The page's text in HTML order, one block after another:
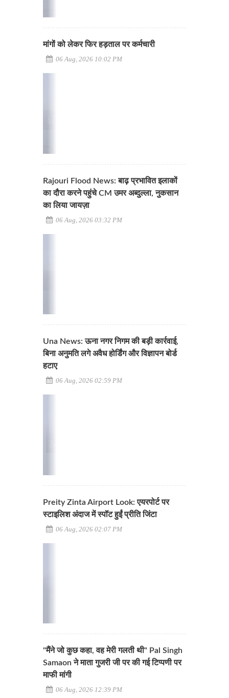
मांगों को लेकर फिर हड़ताल पर कर्मचारी
06 Aug, 2026 10:02 PM
Rajouri Flood News: बाढ़ प्रभावित इलाकों
का दौरा करने पहुंचे CM उमर अब्दुल्ला, नुकसान
का लिया जायज़ा
06 Aug, 2026 03:32 PM
Una News: ऊना नगर निगम की बड़ी कार्रवाई,
बिना अनुमति लगे अवैध होर्डिंग और विज्ञापन बोर्ड
हटाए
06 Aug, 2026 02:59 PM
Preity Zinta Airport Look: एयरपोर्ट पर
स्टाइलिश अंदाज में स्पॉट हुईं प्रीति जिंटा
06 Aug, 2026 02:07 PM
"मैंने जो कुछ कहा, वह मेरी गलती थी" Pal Singh
Samaon ने माता गुजरी जी पर की गई टिप्पणी पर
माफी मांगी
06 Aug, 2026 12:39 PM